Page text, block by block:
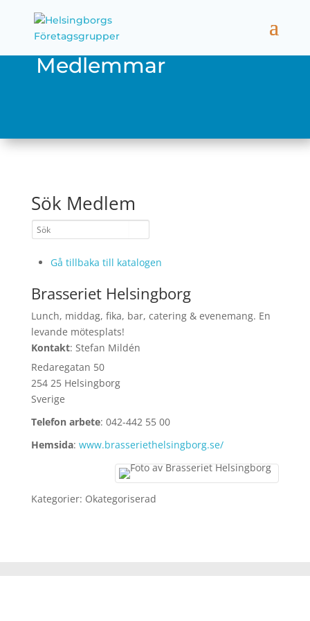
Medlemmar
Sök Medlem
Gå tillbaka till katalogen
Brasseriet Helsingborg
Lunch, middag, fika, bar, catering & evenemang. En
levande mötesplats!
Kontakt: Stefan Mildén
​Redaregatan 50
254 25 Helsingborg
Sverige
Telefon arbete: 042-442 55 00
Hemsida: www.brasseriethelsingborg.se/
Kategorier: Okategoriserad